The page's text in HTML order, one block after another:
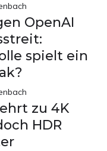
OpenAI
spielt ein
zu 4K
HDR